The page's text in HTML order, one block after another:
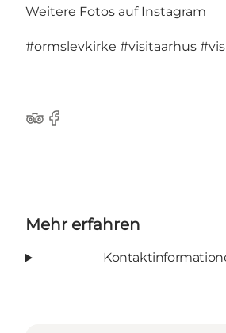
Weitere Fotos auf Instagram
#ormslevkirke #visitaarhus
TripAdvisor
Facebook
Mehr erfahren